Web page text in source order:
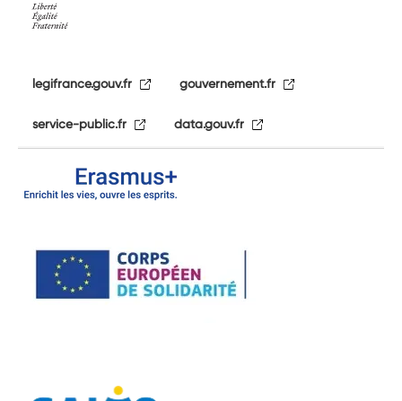
legifrance.gouv.fr gouvernement.fr
service-public.fr data.gouv.fr